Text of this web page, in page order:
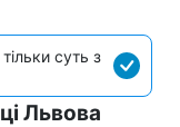
суть з
Львова